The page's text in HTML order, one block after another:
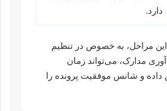
دارد.
مراحل، به خصوص در تنظیم
مدارک، می‌تواند زمان
و شانس موفقیت پرونده را